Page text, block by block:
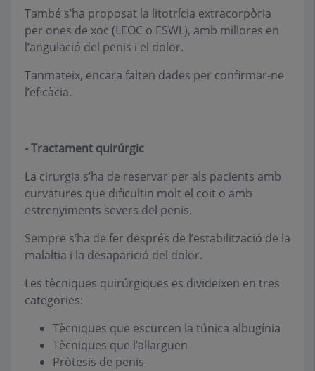
També s’ha proposat la litotrícia extracorpòria
per ones de xoc (LEOC o ESWL), amb millores en
l’angulació del penis i el dolor.
Tanmateix, encara falten dades per confirmar-ne
l’eficàcia.
- Tractament quirúrgic
La cirurgia s’ha de reservar per als pacients amb
curvatures que dificultin molt el coit o amb
estrenyiments severs del penis.
Sempre s’ha de fer després de l’estabilització de la
malaltia i la desaparició del dolor.
Les tècniques quirúrgiques es divideixen en tres
categories:
Tècniques que escurcen la túnica albugínia
Tècniques que l’allarguen
Pròtesis de penis